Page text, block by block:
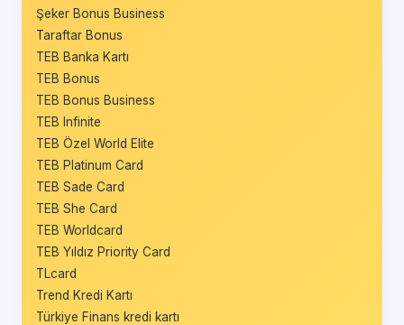
Şeker Bonus Business
Taraftar Bonus
TEB Banka Kartı
TEB Bonus
TEB Bonus Business
TEB Infinite
TEB Özel World Elite
TEB Platinum Card
TEB Sade Card
TEB She Card
TEB Worldcard
TEB Yıldız Priority Card
TLcard
Trend Kredi Kartı
Türkiye Finans kredi kartı